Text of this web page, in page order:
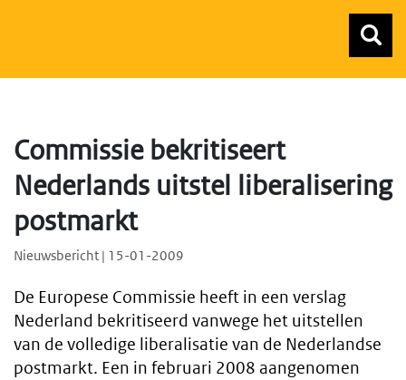
Commissie bekritiseert
Nederlands uitstel liberalisering
postmarkt
Nieuwsbericht | 15-01-2009
De Europese Commissie heeft in een verslag
Nederland bekritiseerd vanwege het uitstellen
van de volledige liberalisatie van de Nederlandse
postmarkt. Een in februari 2008 aangenomen